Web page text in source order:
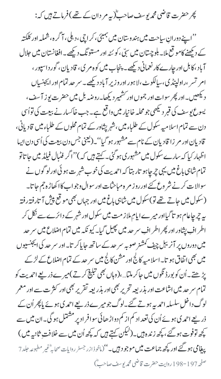
پھر حضرت قاضی محمد یوسف صاحبؓ (یہ مردان کے تھے) فرماتے ہیں کہ:
’’اپنے دورانِ سیاحت میں ہندوستان میں بمبئی، کراچی، دہلی، آگرہ، شملہ اور کلکتہ
کے دیکھنے کا موقع ملا۔ بلوچستان میں سبّی، کوئٹہ اور مستونگ دیکھے۔ افغانستان میں جلال
آباد، کابل اور چارے کار نعمانی دیکھے۔ پنجاب میں کوہ مری، قادیان، گورداسپور،
امرتسر، راولپنڈی، سیالکوٹ، لاہور اور وزیر آباد دیکھے۔ سرحد تمام اور ایجنسیاں
دیکھیں۔ اور پھر سوات اور جموں اور کشمیر دیکھا۔ روضہ بل میں حضرت یوز آسف،
یسوع یوسف کی قبر دیکھی جو محلہ خانیار میں واقع ہے۔ جب خاکسار نے بیعت کی تو اُسی
دن سے تمام اسلامیہ سکول کے طلباء میں، شہر پشاور کے تمام محلوں کے طلباء میں قادیانی،
قادیان اور مرزا قادیان کے نام سے مشہور ہوگیا‘‘۔ (یعنی جس دن بیعت کی اُسی دن ایسا
اظہار کیا کہ سارے سکول میں مشہوری ہو گئی۔ کہتے ہیں کہ) ’’اگر فٹبال فیلڈ میں جاتا تو
تمام شاہی باغ میں یہی چرچا ہوتا رہتا کہ احمدیت کی خوب شہرت ہوئی اور لوگوں نے
سوالات کرنے شروع کئے اور روزمرہ مباحثات اور سوال و جواب کا اکھاڑہ جم جاتا۔
(سکول میں جاتے تھے تو) سکول میں شاہی باغ میں اور جہاں بھی موقع پیش آتارفتہ رفتہ
یہ چرچا عام ہوتا گیا اور میرے ایامِ ملازمت میں سکول اور شہر کے دائرے سے نکل کر
اطرافِ پشاور اور پھر اطرافِ سرحد میں پھیل گیا۔ کیونکہ میں تمام اضلاع میں سرحد
میں دوروں پر آنریبل چیف کمشنر صوبہ سرحد کے ساتھ جایا کرتا۔ اور سرحد کی ایجنسیوں
میں بھی اتفاق ہوتا۔ اسلامیہ کالج اور مشن کالج میں سرحد کے تمام اضلاع کے لڑکے
پڑھتے۔ اُن کو بورڈنگوں میں جا کر ملتا …، (وہاں بھی تبلیغ کرتے) میرے ذریعے احمدیت کو
تمام سرحد میں اشاعت اور بذریعہ تحریر بھی اور بذریعہ تقریر بھی اور کثرت سے اور معمر
لوگ داخلِ سلسلہ احمدیہ ہوتے گئے۔ لوگ جو میرے ذریعے احمدی ہوئے یا پھر اُن کے
ذریعے احمدی ہوئے اُن کی تعداد کم از کم دو اڑھائی سو افراد پر مشتمل ہو گی۔ ان میں سے
کچھ تو فوت ہو گئے، کچھ زندہ ہیں۔ (لیکن کہتے ہیں کہ کچھ اُن میں سے خلافتِ ثانیہ میں)
پیغامی ہو گئے اور کچھ جماعت میں موجود ہیں۔‘‘
(ماخوذ ازرجسٹر روایات صحابہؓ غیر مطبوعہ جلد 7
صفحہ197-198روایت حضرت قاضی محمد یوسف صاحبؓ)